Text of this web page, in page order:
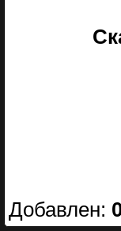
Добавлен: